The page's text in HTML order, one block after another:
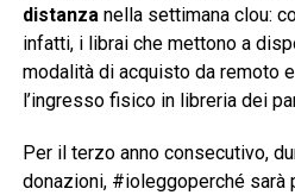
distanzanella settimana clou:
infatti, i librai che mettono a
modalità di acquisto da remoto
l’ingresso fisico in libreria dei
Per il terzo anno consecutivo,
donazioni, #ioleggoperché sarà